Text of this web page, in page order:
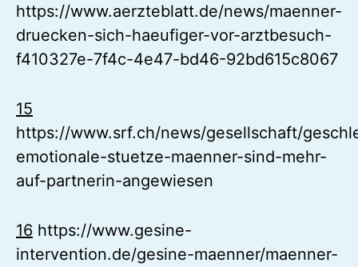
https://www.aerzteblatt.de/news/maenner-
druecken-sich-haeufiger-vor-arztbesuch-
f410327e-7f4c-4e47-bd46-92bd615c8067
15
https://www.srf.ch/news/gesellschaft/
emotionale-stuetze-maenner-sind-mehr-
auf-partnerin-angewiesen
16 https://www.gesine-
intervention.de/gesine-maenner/maenner-